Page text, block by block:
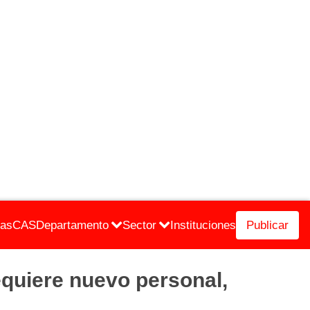
CASDepartamento Sector Instituciones Publicar
nuevo personal,